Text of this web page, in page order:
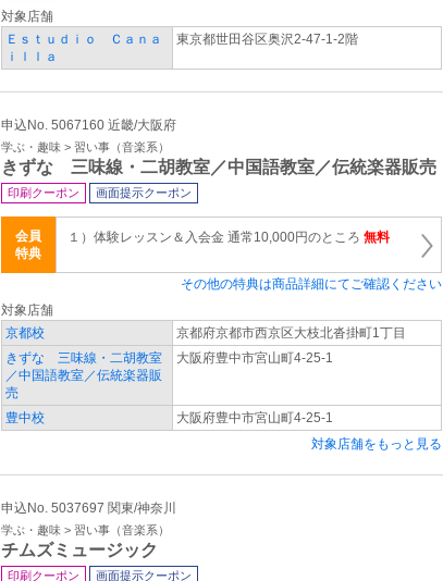
対象店舗
Ｅｓｔｕｄｉｏ Ｃａｎａ
ｉｌｌａ
東京都世田谷区奥沢2-47-1-2階
申込No. 5067160 近畿/大阪府
学ぶ・趣味 > 習い事（音楽系）
きずな 三味線・二胡教室／中国語教室／伝統楽器販売
印刷クーポン 画面提示クーポン
会員
特典
１）体験レッスン＆入会金 通常10,000円のところ 無料
その他の特典は商品詳細にてご確認ください
対象店舗
京都校
京都府京都市西京区大枝北沓掛町1丁目
きずな 三味線・二胡教室
／中国語教室／伝統楽器販
売
大阪府豊中市宮山町4-25-1
豊中校
大阪府豊中市宮山町4-25-1
対象店舗をもっと見る
申込No. 5037697 関東/神奈川
学ぶ・趣味 > 習い事（音楽系）
チムズミュージック
印刷クーポン 画面提示クーポン